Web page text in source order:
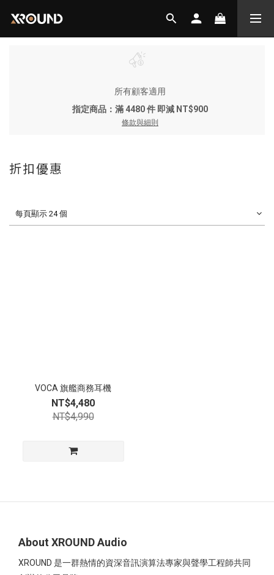
所有顧客適用
指定商品：滿 4480 件 即減 NT$900
條款與細則
折扣優惠
每頁顯示 24 個
VOCA 旗艦商務耳機
NT$4,480
NT$4,990
About XROUND Audio
XROUND 是一群熱情的資深音訊演算法專家與聲學工程師共同